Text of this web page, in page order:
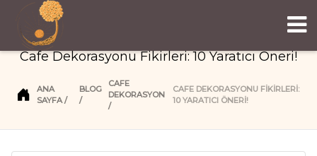
Cafe Dekorasyonu Fikirleri: 10 Yaratıcı Öneri!
ANA
SAYFA
BLOG
CAFE
DEKORASYON
CAFE DEKORASYONU FIKIRLERI:
10 YARATICI ÖNERI!